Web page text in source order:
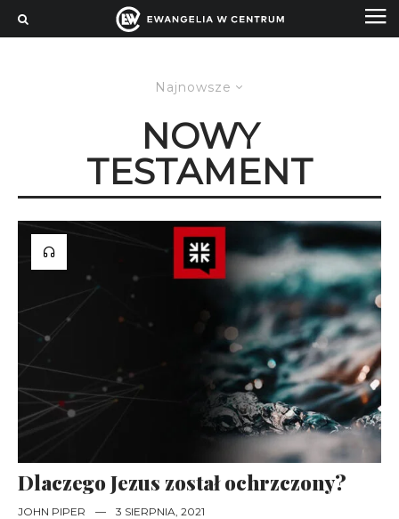
Najnowsze
NOWY
TESTAMENT
Dlaczego Jezus został ochrzczony?
JOHN PIPER — 3 SIERPNIA, 2021